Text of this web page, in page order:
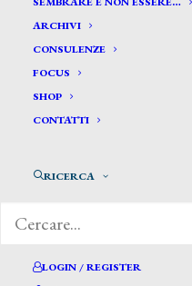
ARCHIVI
CONSULENZE
FOCUS
SHOP
CONTATTI
RICERCA
LOGIN / REGISTER
Piatti E.